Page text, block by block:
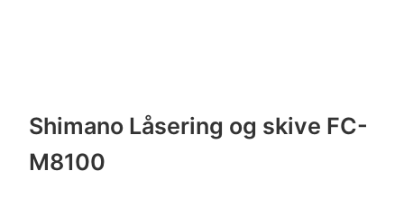
Shimano Låsering og skive FC-
M8100